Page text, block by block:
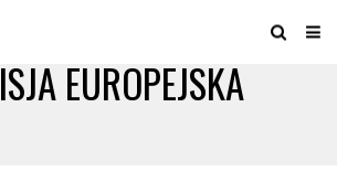
EUROPEJSKA